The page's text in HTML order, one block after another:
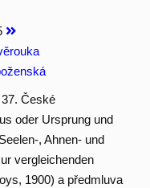
České
oder Ursprung und
, Ahnen- und
vergleichenden
1900) a předmluva